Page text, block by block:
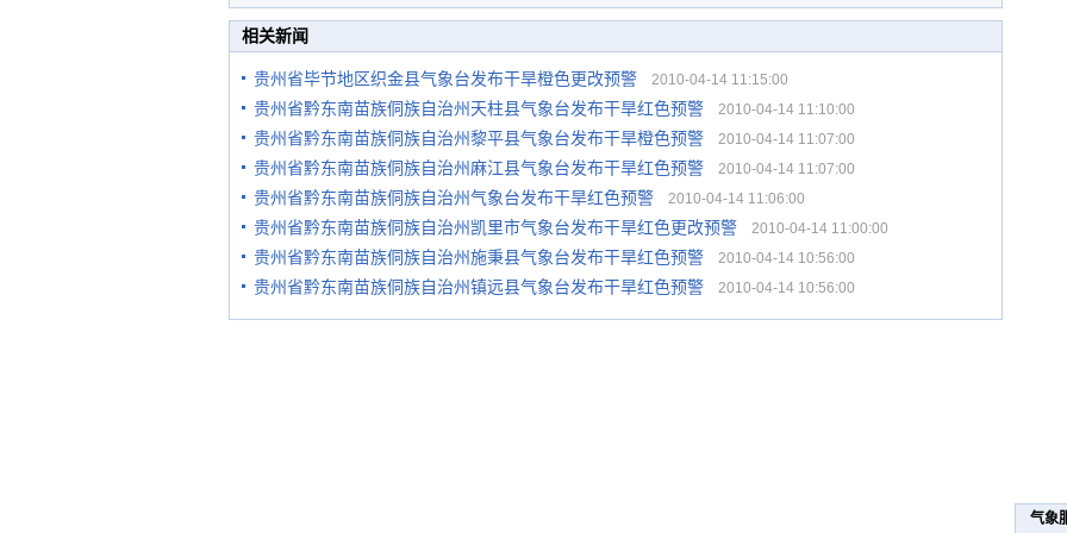
相关新闻
贵州省毕节地区织金县气象台发布干旱橙色更改预警 2010-04-14 11:15:00
贵州省黔东南苗族侗族自治州天柱县气象台发布干旱红色预警 2010-04-14 11:10:00
贵州省黔东南苗族侗族自治州黎平县气象台发布干旱橙色预警 2010-04-14 11:07:00
贵州省黔东南苗族侗族自治州麻江县气象台发布干旱红色预警 2010-04-14 11:07:00
贵州省黔东南苗族侗族自治州气象台发布干旱红色预警 2010-04-14 11:06:00
贵州省黔东南苗族侗族自治州凯里市气象台发布干旱红色更改预警 2010-04-14 11:00:00
贵州省黔东南苗族侗族自治州施秉县气象台发布干旱红色预警 2010-04-14 10:56:00
贵州省黔东南苗族侗族自治州镇远县气象台发布干旱红色预警 2010-04-14 10:56:00
气象